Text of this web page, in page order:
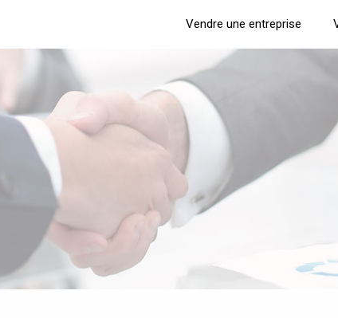
Vendre une entreprise